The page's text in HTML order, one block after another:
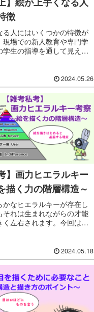
徴
る人にはいくつかの特徴が
現場での新人教育や専門学
学生の指導を通して見えて
2024.05.26
】画力ヒエラルキー
描く力の階層構造～
かなヒエラルキーが存在し
それは生まれながらの才能
く左右されます。今回は画
2024.05.18